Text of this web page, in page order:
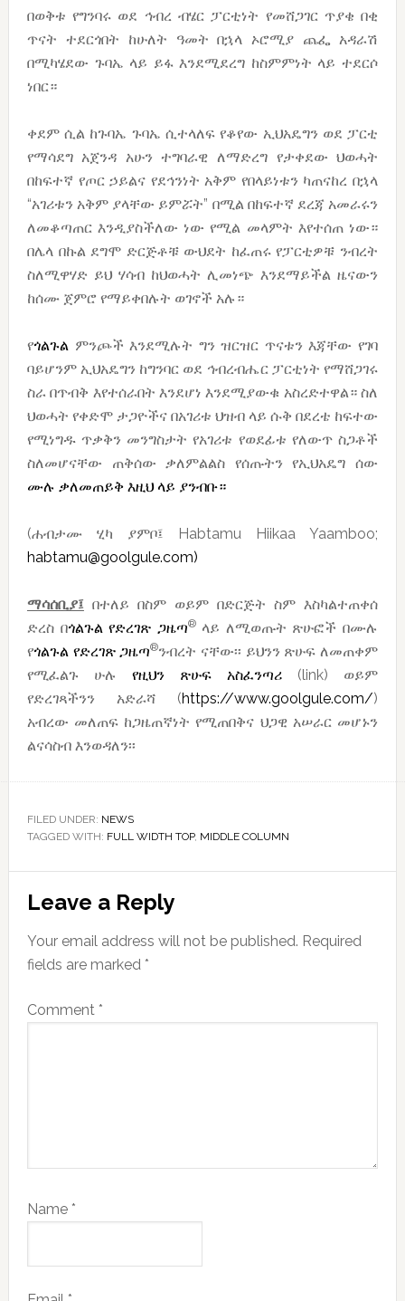
በወቅቱ የግንባሩ ወደ ኅብረ ብሄር ፓርቲነት የመሸጋገር ጥያቄ በቂ
ጥናት ተደርጎበት ከሁለት ዓመት በኋላ ኦሮሚያ ጨፌ አዳራሽ
በሚካሄደው ጉባኤ ላይ ይፋ እንደሚደረግ ከስምምነት ላይ ተደርሶ
ነበር።
ቀደም ሲል ከጉባኤ ጉባኤ ሲተላለፍ የቆየው ኢህአዴግን ወደ ፓርቲ
የማሳደግ አጀንዳ አሁን ተግባራዊ ለማድረግ የታቀደው ህወሓት
በከፍተኛ የጦር ኃይልና የደኅንነት አቅም የበላይነቱን ካጠናከረ በኋላ
“አገሪቱን አቅም ያላቸው ይምሯት” በሚል በከፍተኛ ደረጃ አመራሩን
ለመቆጣጠር እንዲያስችለው ነው የሚል መላምት እየተሰጠ ነው።
በሌላ በኩል ደግሞ ድርጅቶቹ ውህደት ከፈጠሩ የፓርቲዎቹ ንብረት
ስለሚዋሃድ ይህ ሃሳብ ከህወሓት ሊመነጭ እንደማይችል ዜናውን
ከሰሙ ጀምሮ የማይቀበሉት ወገኖች አሉ።
የጎልጉልምንጮች እንደሚሉት ግን ዝርዝር ጥናቱን እጃቸው የገባ
ባይሆንም ኢህአዴግን ከግንባር ወደ ኅብረብሔር ፓርቲነት የማሸጋገሩ
ስራ በጥብቅ እየተሰራበት እንደሆነ እንደሚያውቁ አስረድተዋል። ስለ
ህወሓት የቀድሞ ታጋዮችና በአገሪቱ ህዝብ ላይ ሱቅ በደረቴ ከፍተው
የሚነግዱ ጥቃቅን መንግስታት የአገሪቱ የወደፊቱ የለውጥ ስጋቶች
ስለመሆናቸው ጠቅሰው ቃለምልልስ የሰጡትን የኢህአዴግ ሰው
ሙሉ ቃለመጠይቅ እዚህ ላይ ያንብቡ።
(ሐብታሙ ሂካ ያምቦ፤ Habtamu Hiikaa Yaamboo;
habtamu@goolgule.com)
ማሳሰቢያ፤ በተለይ በስም ወይም በድርጅት ስም እስካልተጠቀሰ
ድረስ በጎልጉል የድረገጽ ጋዜጣ®ላይ ለሚወጡት ጽሁፎች በሙሉ
የጎልጉል የድረገጽ ጋዜጣ®ንብረት ናቸው፡፡ ይህንን ጽሁፍ ለመጠቀም
የሚፈልጉ ሁሉ
የዚህን ጽሁፍ አስፈንጣሪ (link) ወይም
የድረገጻችንን አድራሻ (https://www.goolgule.com/)
አብረው መለጠፍ ከጋዜጠኛነት የሚጠበቅና ህጋዊ አሠራር መሆኑን
ልናሳስብ እንወዳለን፡፡
FILED UNDER: NEWS
TAGGED WITH: FULL WIDTH TOP, MIDDLE COLUMN
Interactions
Leave a Reply
Your email address will not be published. Required
fields are marked *
Comment *
Name *